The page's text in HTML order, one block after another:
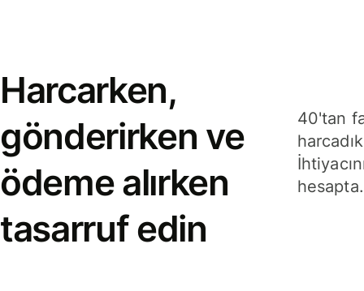
Harcarken,
gönderirken ve
ödeme alırken
tasarruf edin
40'tan
hesapta.